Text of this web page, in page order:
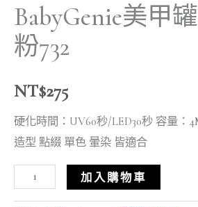
BabyGenie美甲
粉732
NT$275
硬化時間：UV60秒/LED30秒 容量：
造型 點綴 單色 暈染 皆適合
加入購物車